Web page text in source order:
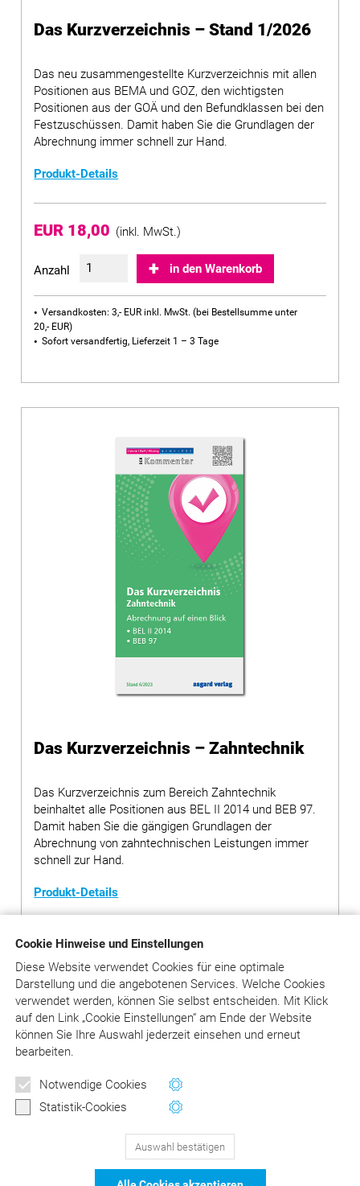
Cookie Hinweise und Einstellungen
Diese Website verwendet Cookies für eine optimale
Darstellung und die angebotenen Services. Welche Cookies
verwendet werden, können Sie selbst entscheiden. Mit Klick
aufden Link „Cookie Einstellungen“ am Ende der Website
können Sie Ihre Auswahl jederzeit einsehen und erneut
bearbeiten.
Notwendige Cookies
Statistik-Cookies
Auswahl bestätigen
Das Kurzverzeichnis – Stand 1/2026
Das neu zusammengestellte Kurzverzeichnis mit allen
Positionen aus BEMA und GOZ, den wichtigsten
Positionen aus der GOÄ und den Befundklassen bei den
Festzuschüssen. Damit haben Sie die Grundlagen der
Abrechnung immer schnell zur Hand.
Produkt-Details
EUR 18,00 (inkl. MwSt.)
Anzahl in den Warenkorb
Versandkosten: 3,- EUR inkl. MwSt. (bei Bestellsumme unter
20,- EUR)
Sofort versandfertig, Lieferzeit 1 – 3 Tage
Das Kurzverzeichnis – Zahntechnik
Das Kurzverzeichnis zum Bereich Zahntechnik
beinhaltet alle Positionen aus BEL II 2014 und BEB 97.
Damit haben Sie die gängigen Grundlagen der
Abrechnung von zahntechnischen Leistungen immer
schnell zur Hand.
Produkt-Details
EUR 12,00(inkl. MwSt.)
Anzahl in den Warenkorb
Versandkosten: 3,- EUR inkl. MwSt. (bei Bestellsumme unter
20,- EUR)
Sofort versandfertig, Lieferzeit 1 – 3 Tage
129Bewertungen auf ProvenExpert.com